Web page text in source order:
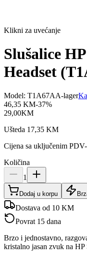
Klikni za uvećanje
Slušalice
Headset
Model: T1A67AA-lager
46,35 KM-37%
29,00KM
Ušteda 17,35 KM
Cijena sa uključenim
Količina
1
Dodaj u korpu
Dostava od 10 KM
Povrat 15 dana
Brzo i jednostavno,
kristalno jasan zvuk na